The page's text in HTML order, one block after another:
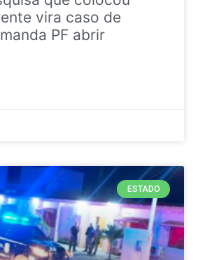
vira caso de
PF abrir
ESTADO